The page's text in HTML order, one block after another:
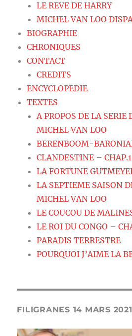
LE REVE DE HARRY
MICHEL VAN LOO
BIOGRAPHIE
CHRONIQUES
CONTACT
CREDITS
ENCYCLOPEDIE
TEXTES
A PROPOS DE LA SERIE
MICHEL VAN LOO
BERENBOOM-
CLANDESTINE – CHAP.1
LA FORTUNE
LA SEPTIEME SAISON
MICHEL VAN LOO
LE COUCOU DE
LE ROI DU CONGO –
PARADIS TERRESTRE
POURQUOI J’AIME LA
FILIGRANES 14 MARS 2021